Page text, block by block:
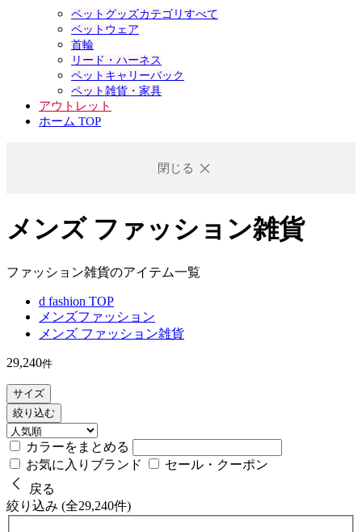
ペットグッズカテゴリすべて
ペットウェア
首輪
リード・ハーネス
ペットキャリーバック
ペット雑貨・家具
アウトレット
ホーム TOP
閉じる
メンズ ファッション雑貨
ファッション雑貨のアイテム一覧
d fashion TOP
メンズファッション
メンズ ファッション雑貨
29,240件
サイズ
絞り込む
カラーをまとめる
お気に入りブランド
セール・クーポン
戻る
絞り込み (全29,240件)